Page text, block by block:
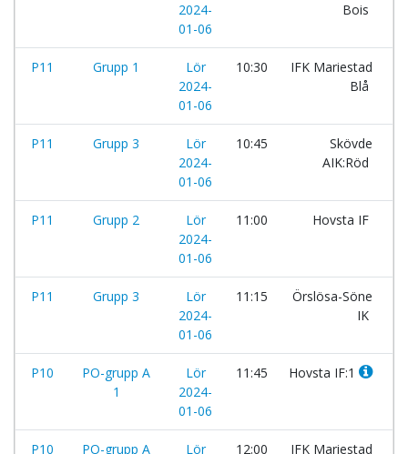
2024-
01-06
Bois
P11 Grupp 1
Lör
2024-
01-06
10:30
IFK Mariestad
Blå
P11 Grupp 3
Lör
2024-
01-06
10:45
Skövde
AIK:Röd
P11 Grupp 2
Lör
2024-
01-06
11:00 Hovsta IF
P11 Grupp 3
Lör
2024-
01-06
11:15
Örslösa-Söne
IK
P10
PO-grupp A
1
Lör
2024-
01-06
11:45 Hovsta IF:1
P10
PO-grupp A
Lör
12:00
IFK Mariestad